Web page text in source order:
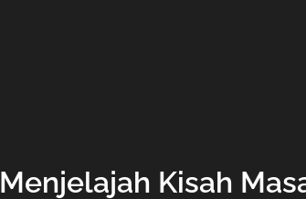
Menjelajah Kisah